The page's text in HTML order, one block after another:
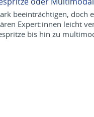
beeinträchtigen, doch
Expert:innen leicht
bis hin zu